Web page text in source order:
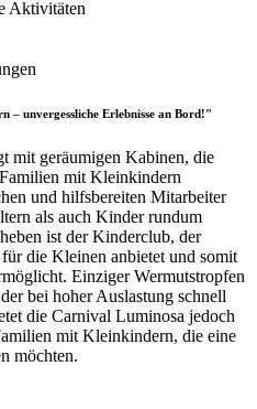
Aktivitäten
– unvergessliche Erlebnisse an Bord!"
mit geräumigen Kabinen, die
mit Kleinkindern
und hilfsbereiten Mitarbeiter
als auch Kinder rundum
ist der Kinderclub, der
die Kleinen anbietet und somit
Einziger Wermutstropfen
bei hoher Auslastung schnell
die Carnival Luminosa jedoch
mit Kleinkindern, die eine
möchten.